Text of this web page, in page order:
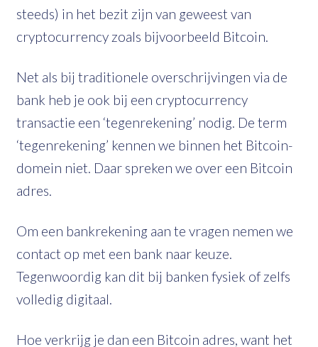
steeds) in het bezit zijn van geweest van
cryptocurrency zoals bijvoorbeeld Bitcoin.
Net als bij traditionele overschrijvingen via de
bank heb je ook bij een cryptocurrency
transactie een ‘tegenrekening’ nodig. De term
‘tegenrekening’ kennen we binnen het Bitcoin-
domein niet. Daar spreken we over een Bitcoin
adres.
Om een bankrekening aan te vragen nemen we
contact op met een bank naar keuze.
Tegenwoordig kan dit bij banken fysiek of zelfs
volledig digitaal.
Hoe verkrijg je dan een Bitcoin adres, want het